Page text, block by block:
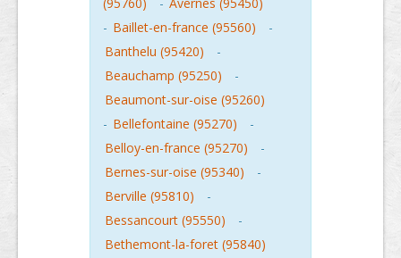
- Baillet-en-france (95560)
-
Banthelu (95420)
-
Beauchamp (95250)
-
Beaumont-sur-oise (95260)
- Bellefontaine (95270)
-
Belloy-en-france (95270)
-
Bernes-sur-oise (95340)
-
Berville (95810)
-
Bessancourt (95550)
-
Bethemont-la-foret (95840)